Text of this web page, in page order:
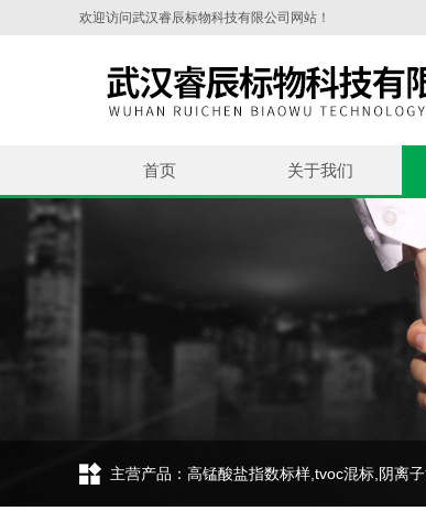
欢迎访问武汉睿辰标物科技有限公司网站！
首页 关于我们
主营产品：高锰酸盐指数标样,tvoc混标,阴离